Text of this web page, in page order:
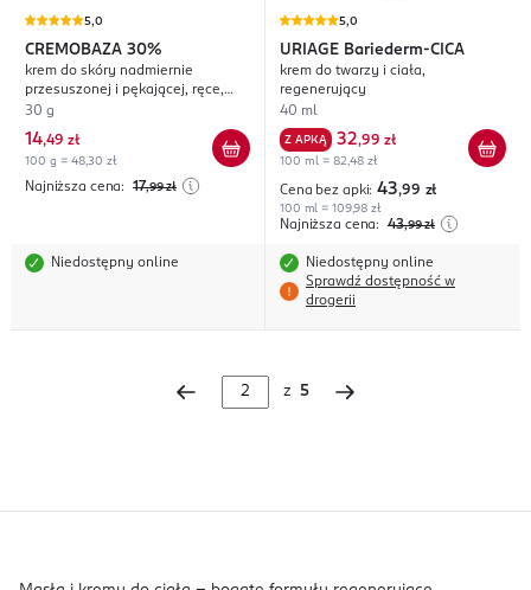
5,0
CREMOBAZA 30%
krem do skóry nadmiernie
przesuszonej i pękającej, ręce,
stopy, łokcie, kolana
30 g
14,49 zł
100 g = 48,30 zł
Najniższa cena: 17,99 zł
Niedostępny online
5,0
URIAGE Bariederm-CICA
krem do twarzy i ciała,
regenerujący
40 ml
Z APKĄ 32,99 zł
100 ml = 82,48 zł
Cena bez apki: 43,99 zł
100 ml = 109,98 zł
Najniższa cena: 43,99 zł
Niedostępny online
Sprawdź dostępność w
drogerii
z 5